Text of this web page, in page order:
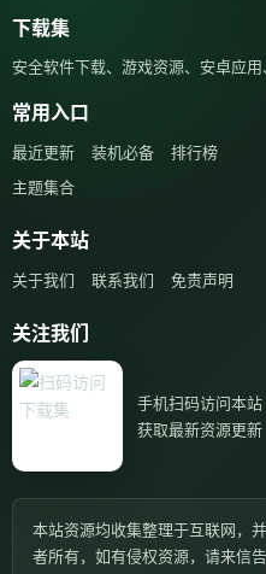
下载集
安全软件下载、游戏资源、安卓应用
常用入口
最近更新 装机必备
排行榜
主题集合
关于本站
关于我们 联系我们 免责声明
关注我们
手机扫码访问本站
获取最新资源更新
本站资源均收集整理于互联网，
者所有，如有侵权资源，请来信